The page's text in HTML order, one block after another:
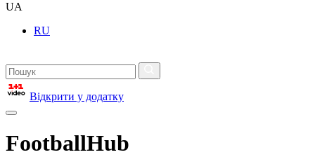
UA
RU
Відкрити у додатку
FootballHub